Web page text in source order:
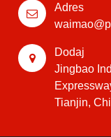
Adres
Dodaj
Jingbao
Tianjin,